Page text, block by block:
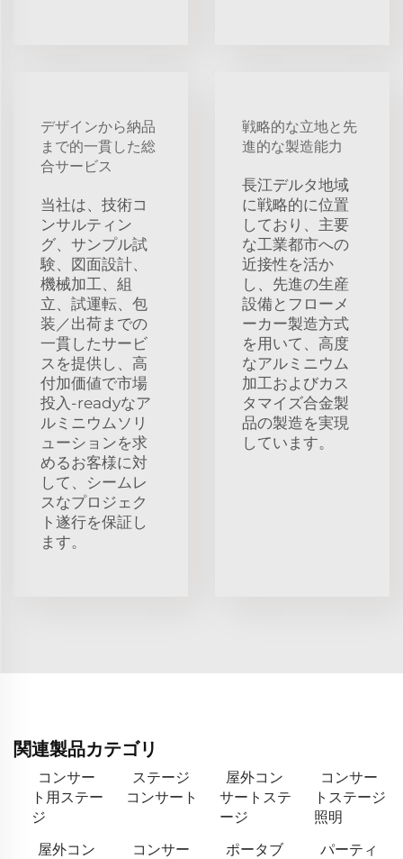
デザインから納品
まで的一貫した総
合サービス
当社は、技術コ
ンサルティン
グ、サンプル試
験、図面設計、
機械加工、組
立、試運転、包
装／出荷までの
一貫したサービ
スを提供し、高
付加価値で市場
投入-readyなア
ルミニウムソリ
ューションを求
めるお客様に対
して、シームレ
スなプロジェク
ト遂行を保証し
ます。
戦略的な立地と先
進的な製造能力
長江デルタ地域
に戦略的に位置
しており、主要
な工業都市への
近接性を活か
し、先進の生産
設備とフローメ
ーカー製造方式
を用いて、高度
なアルミニウム
加工およびカス
タマイズ合金製
品の製造を実現
しています。
関連製品カテゴリ
コンサー
ト用ステー
ジ
ステージ
コンサート
屋外コン
サートステ
ージ
コンサー
トステージ
照明
屋外コン
コンサー
ポータブ
パーティ